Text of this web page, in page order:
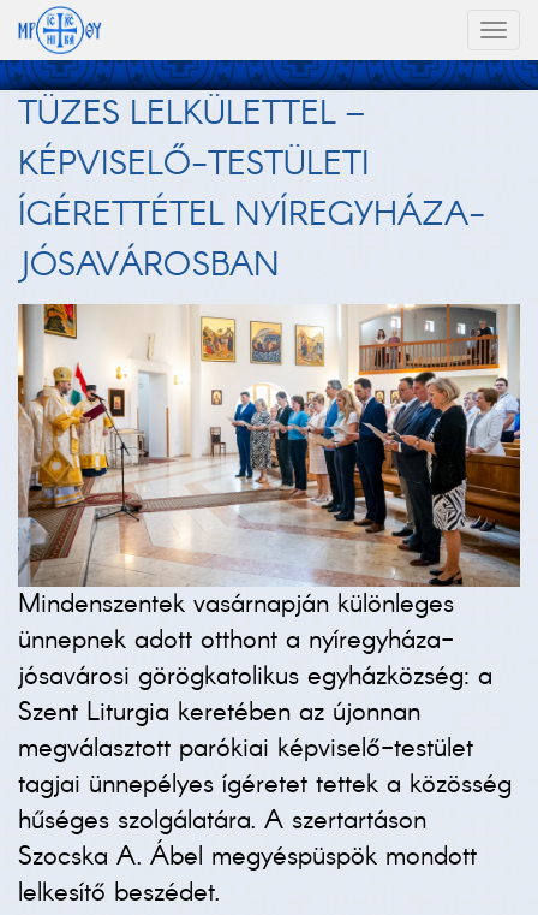
TÜZES LELKÜLETTEL –
KÉPVISELŐ-TESTÜLETI
ÍGÉRETTÉTEL NYÍREGYHÁZA-
JÓSAVÁROSBAN
Mindenszentek vasárnapján különleges
ünnepnek adott otthont a nyíregyháza-
jósavárosi görögkatolikus egyházközség: a
Szent Liturgia keretében az újonnan
megválasztott parókiai képviselő-testület
tagjai ünnepélyes ígéretet tettek a közösség
hűséges szolgálatára. A szertartáson
Szocska A. Ábel megyéspüspök mondott
lelkesítő beszédet.